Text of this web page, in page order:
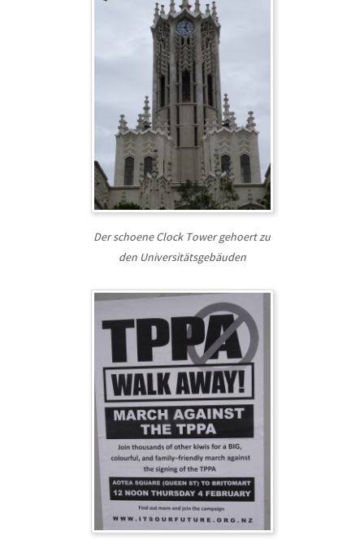
Der schoene Clock Tower gehoert zu
den Universitätsgebäuden